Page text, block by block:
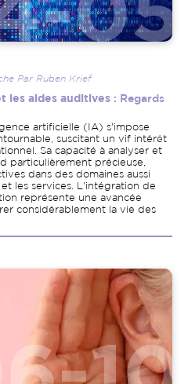
Par Ruben Krief
les aides auditives : Regards
artificielle (IA) s'impose
suscitant un vif intérêt
Sa capacité à analyser et
particulièrement précieuse,
dans des domaines aussi
les services. L'intégration de
représente une avancée
considérablement la vie des